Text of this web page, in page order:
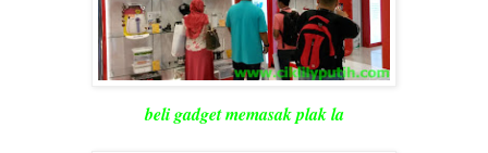
beli gadget memasak plak la